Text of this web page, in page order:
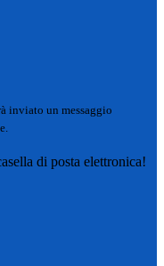
inviato un messaggio
di posta elettronica!